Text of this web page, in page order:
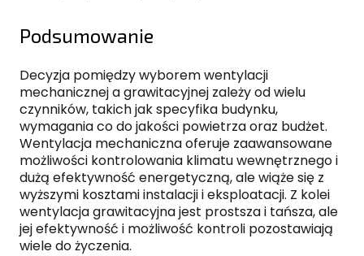
Podsumowanie
Decyzja pomiędzy wyborem wentylacji
mechanicznej a grawitacyjnej zależy od wielu
czynników, takich jak specyfika budynku,
wymagania co do jakości powietrza oraz budżet.
Wentylacja mechaniczna oferuje zaawansowane
możliwości kontrolowania klimatu wewnętrznego i
dużą efektywność energetyczną, ale wiąże się z
wyższymi kosztami instalacji i eksploatacji. Z kolei
wentylacja grawitacyjna jest prostsza i tańsza, ale
jej efektywność i możliwość kontroli pozostawiają
wiele do życzenia.